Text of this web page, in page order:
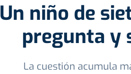
Un niño de
pregunta y
La cuestión acumula